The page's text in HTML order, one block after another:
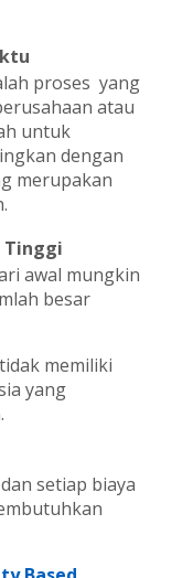
proses yang
atau
untuk
dengan
merupakan
Tinggi
awal mungkin
besar
memiliki
yang
setiap biaya